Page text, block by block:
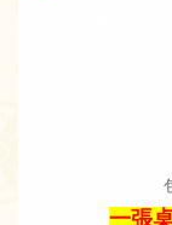
一張